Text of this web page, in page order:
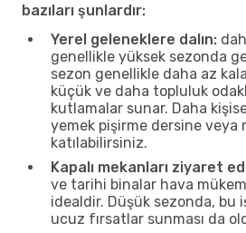
bazıları şunlardır:
Yerel geleneklere dalın:
genellikle yüksek sezonda
sezon genellikle daha az
küçük ve daha topluluk
kutlamalar sunar. Daha
yemek pişirme dersine veya
katılabilirsiniz.
Kapalı mekanları ziyaret
ve tarihi binalar hava
idealdir. Düşük sezonda, bu
ucuz fırsatlar sunması da